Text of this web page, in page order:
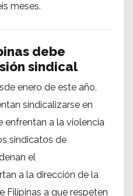
meses.
debe
sindical
enero de este año,
sindicalizarse en
enfrentan a la violencia
sindicatos de
el
a la dirección de la
Filipinas a que respeten